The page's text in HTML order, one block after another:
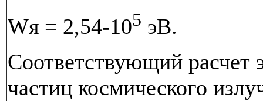
Wя = 2,54-105 эВ.
Соответствующий расчет
частиц космического